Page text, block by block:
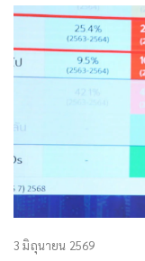
3 มิถุนายน 2569